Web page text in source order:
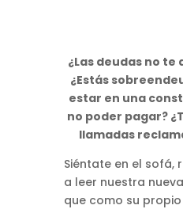
¿Las deudas no
¿Estás
estar en una
no poder pagar?
llamadas
Siéntate en el sofá,
a leer nuestra
que como su